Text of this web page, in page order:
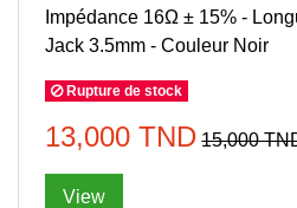
Impédance 16Ω ± 15% -
Jack 3.5mm - Couleur Noir
Rupture de stock
13,000 TND 15,000
View